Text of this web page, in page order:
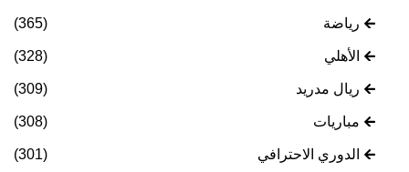
رياضة (365)
الأهلي (328)
ريال مدريد (309)
مباريات (308)
الدوري الاحترافي (301)